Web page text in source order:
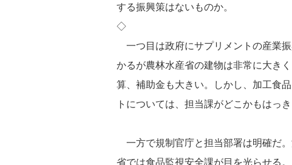
する振興策はないものか。
◇
一つ目は政府にサプリメントの産業
かるが農林水産省の建物は非常に大き
算、補助金も大きい。しかし、加工食
トについては、担当課がどこかもはっき
一方で規制官庁と担当部署は明確だ
省では食品監視安全課が目を光らせる。